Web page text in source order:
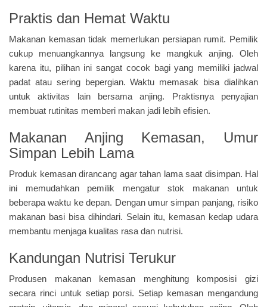
Praktis dan Hemat Waktu
Makanan kemasan tidak memerlukan persiapan rumit. Pemilik
cukup menuangkannya langsung ke mangkuk anjing. Oleh
karena itu, pilihan ini sangat cocok bagi yang memiliki jadwal
padat atau sering bepergian. Waktu memasak bisa dialihkan
untuk aktivitas lain bersama anjing. Praktisnya penyajian
membuat rutinitas memberi makan jadi lebih efisien.
Makanan Anjing Kemasan, Umur
Simpan Lebih Lama
Produk kemasan dirancang agar tahan lama saat disimpan. Hal
ini memudahkan pemilik mengatur stok makanan untuk
beberapa waktu ke depan. Dengan umur simpan panjang, risiko
makanan basi bisa dihindari. Selain itu, kemasan kedap udara
membantu menjaga kualitas rasa dan nutrisi.
Kandungan Nutrisi Terukur
Produsen makanan kemasan menghitung komposisi gizi
secara rinci untuk setiap porsi. Setiap kemasan mengandung